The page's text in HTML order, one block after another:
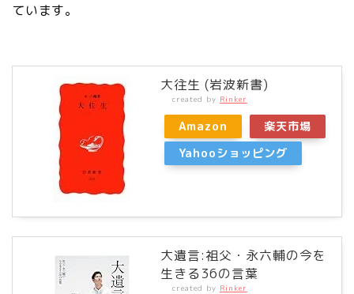
ています。
大往生 (岩波新書)
created by Rinker
Amazon
楽天市場
Yahooショッピング
大遺言:祖父・永六輔の今を
生きる36の言葉
created by Rinker